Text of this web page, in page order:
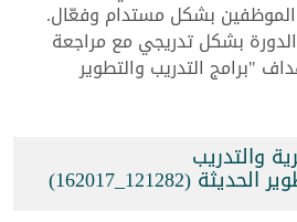
الموظفين بشكل مستدام وفعّال.
بشكل تدريجي مع مراجعة
"برامج التدريب والتطوير
والتدريب
(121282_162017)